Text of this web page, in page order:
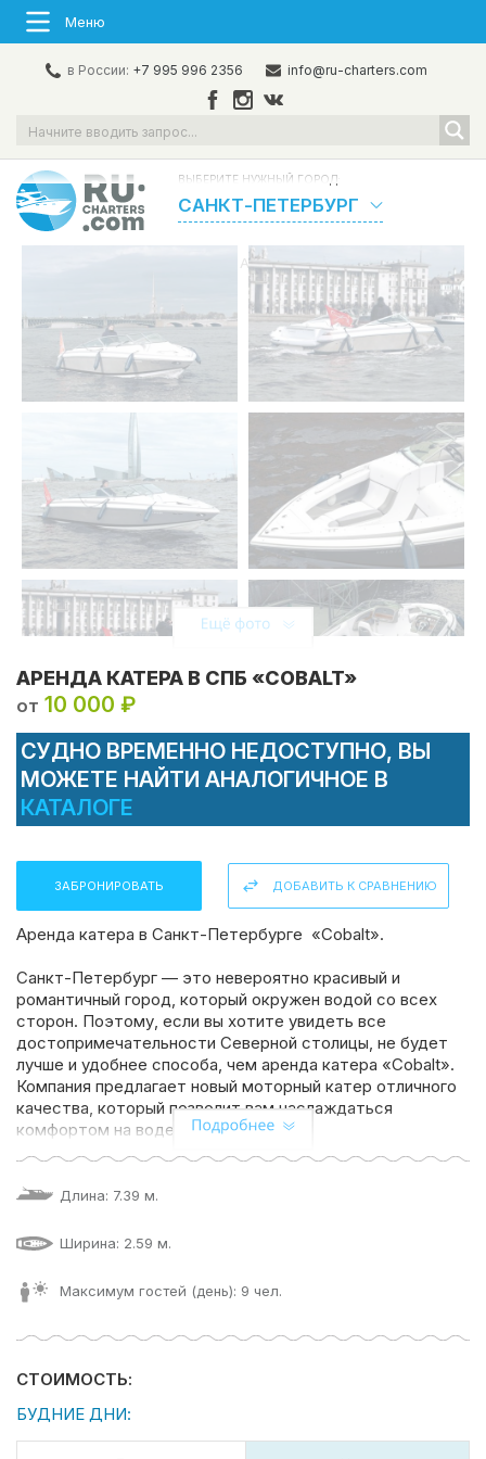
Меню
в России: +7 995 996 2356 info@ru-charters.com
ВЫБЕРИТЕ НУЖНЫЙ ГОРОД:
САНКТ-ПЕТЕРБУРГ
Аренда катера в СПб «Cobalt»
Поделиться:
АРЕНДА КАТЕРА В СПБ «COBALT»
от 10 000 ₽
СУДНО ВРЕМЕННО НЕДОСТУПНО, ВЫ
МОЖЕТЕ НАЙТИ АНАЛОГИЧНОЕ В
КАТАЛОГЕ
ЗАБРОНИРОВАТЬ ДОБАВИТЬ К СРАВНЕНИЮ
Аренда катера в Санкт-Петербурге «Cobalt».
Санкт-Петербург — это невероятно красивый и
романтичный город, который окружен водой со всех
сторон. Поэтому, если вы хотите увидеть все
достопримечательности Северной столицы, не будет
лучше и удобнее способа, чем аренда катера «Cobalt».
Компания предлагает новый моторный катер отличного
качества, который позволит вам наслаждаться
комфортом на воде.
развивать достаточно высокую скорость. Этим он
быстро добраться до любого места. Катер оснащён
сиденьями, а также удобными местами в носовой части.
Катер вмещает до 9 человек, и это отличная
друзьями или семьёй.
Аренда катера «Cobalt» в Санкт Петербурге — это
замечательный способ отдохнуть на воде, покататься
Длина: 7.39 м.
Ширина: 2.59 м.
Максимум гостей (день): 9 чел.
СТОИМОСТЬ:
БУДНИЕ ДНИ: